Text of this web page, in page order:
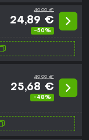
49,99 €
24,89 €
-50%
49,99 €
25,68 €
-48%